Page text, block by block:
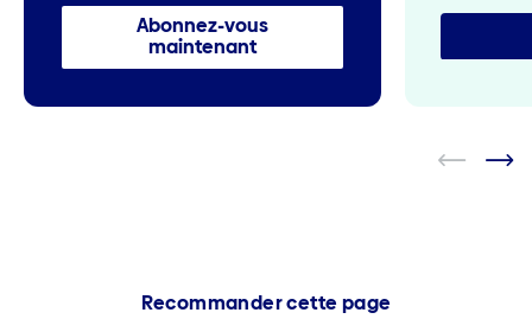
Abonnez-vous
maintenant
Recommander cette page